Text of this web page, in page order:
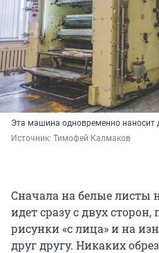
Эта машина одновременно наносит
Источник: Тимофей Калмаков
Сначала на белые листы
идет сразу с двух
рисунки «с лица» и на
друг другу. Никаких